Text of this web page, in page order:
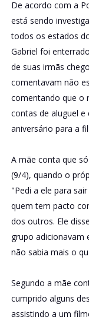
De acordo com a
está sendo
todos os estados
Gabriel foi
de suas irmãs
comentavam não
comentando que o
contas de aluguel
aniversário para a
A mãe conta que
(9/4), quando o
"Pedi a ele para
quem tem pacto
dos outros. Ele
grupo adicionavam
não sabia mais o
Segundo a mãe
cumprido alguns
assistindo a um